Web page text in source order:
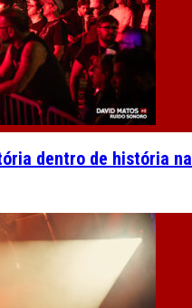
dentro de história